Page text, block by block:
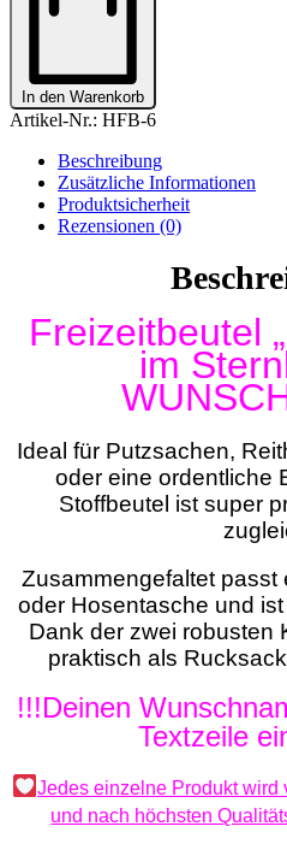
In den Warenkorb
Artikel-Nr.: HFB-6
Beschreibung
Zusätzliche Informationen
Produktsicherheit
Rezensionen (0)
Freizeitbeutel
im
Ideal für Putzsachen,
oder eine ordentliche
Stoffbeutel ist super
Zusammengefaltet passt
oder Hosentasche und
Dank der zwei robusten
praktisch als
!!!Deinen
Textzeile
Jedes einzelne Produkt wird
und nach höchsten